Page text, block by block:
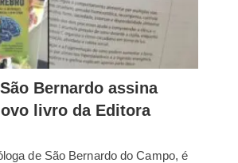
Bernardo assina
livro da Editora
de São Bernardo do Campo, é